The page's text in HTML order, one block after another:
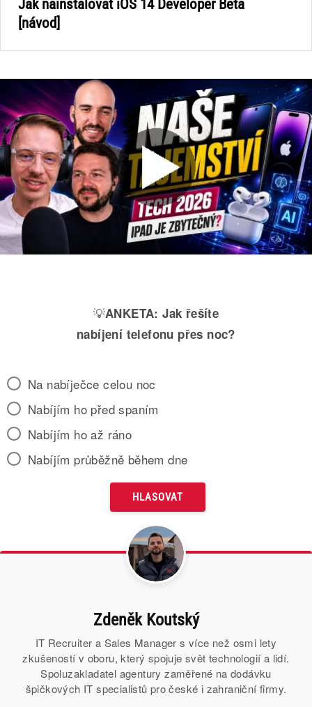
Jak nainstalovat iOS 14 Developer Beta
[návod]
💡ANKETA: Jak řešíte
nabíjení telefonu přes noc?
Na nabíječce celou noc
Nabíjím ho před spaním
Nabíjím ho až ráno
Nabíjím průběžně během dne
Zdeněk Koutský
IT Recruiter a Sales Manager s více než osmi lety
zkušeností v oboru, který spojuje svět technologií a lidí.
Spoluzakladatel agentury zaměřené na dodávku
špičkových IT specialistů pro české i zahraniční firmy.